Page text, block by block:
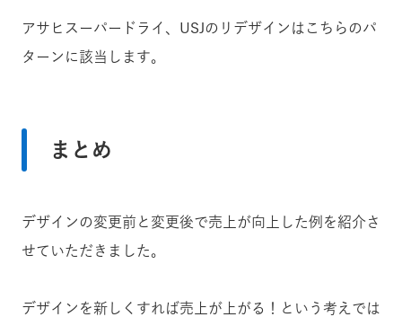
アサヒスーパードライ、USJのリデザインはこちらのパ
ターンに該当します。
まとめ
デザインの変更前と変更後で売上が向上した例を紹介さ
せていただきました。
デザインを新しくすれば売上が上がる！という考えでは